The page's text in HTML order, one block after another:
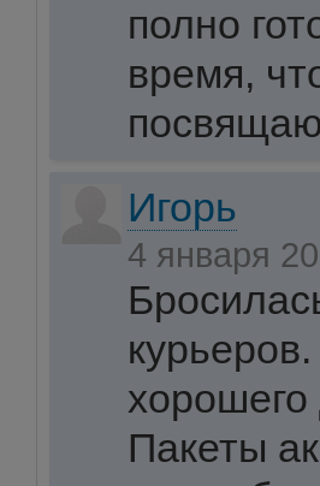
полно
время,
Игорь
4 января
хорошего
Пакеты